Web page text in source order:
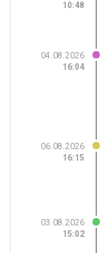
10:48
04.08.2026
16:04
06.08.2026
16:15
03.08.2026
15:02